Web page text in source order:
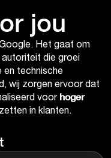
jou
Het gaat om
die groei
en technische
wij zorgen ervoor dat
voor hoger
in klanten.